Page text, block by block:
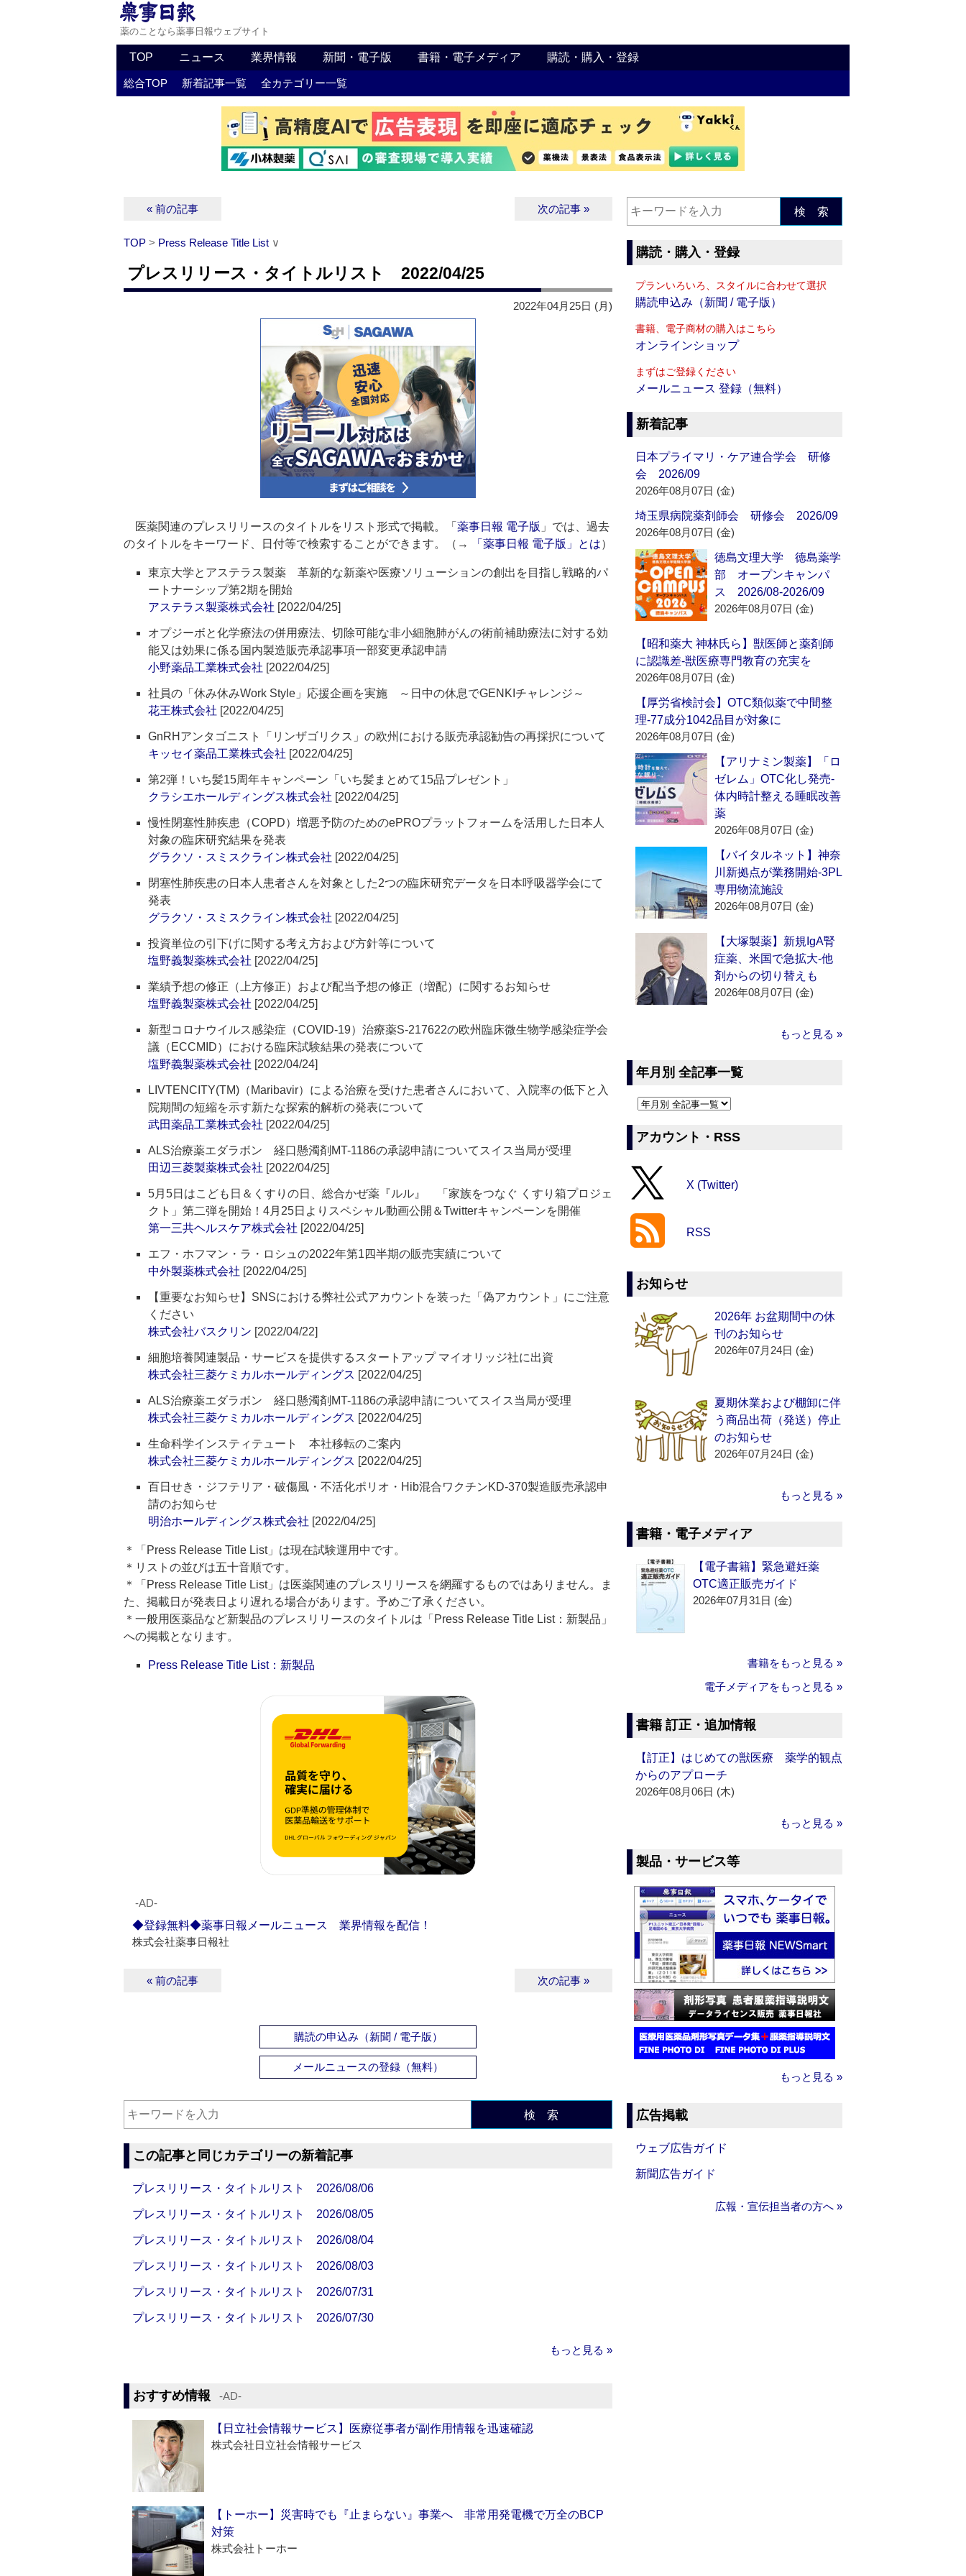
薬のことなら薬事日報ウェブサイト
TOP ニュース 業界情報 新聞・電子版 書籍・電子メディア 購読・購入・登録
総合TOP 新着記事一覧 全カテゴリー一覧
« 前の記事 次の記事 »
TOP > Press Release Title List ∨
プレスリリース・タイトルリスト 2022/04/25
2022年04月25日 (月)
医薬関連のプレスリリースのタイトルをリスト形式で掲載。「 薬事日報 電子版 」では、過去
のタイトルをキーワード、日付等で検索することができます。（→
「薬事日報 電子版」とは）
東京大学とアステラス製薬 革新的な新薬や医療ソリューションの創出を目指し戦略的パ
ートナーシップ第2期を開始
アステラス製薬株式会社 [2022/04/25]
オプジーボと化学療法の併用療法、切除可能な非小細胞肺がんの術前補助療法に対する効
能又は効果に係る国内製造販売承認事項一部変更承認申請
小野薬品工業株式会社 [2022/04/25]
社員の「休み休みWork Style」応援企画を実施 ～日中の休息でGENKIチャレンジ～
花王株式会社 [2022/04/25]
GnRHアンタゴニスト「リンザゴリクス」の欧州における販売承認勧告の再採択について
キッセイ薬品工業株式会社 [2022/04/25]
第2弾！いち髪15周年キャンペーン「いち髪まとめて15品プレゼント」
クラシエホールディングス株式会社 [2022/04/25]
慢性閉塞性肺疾患（COPD）増悪予防のためのePROプラットフォームを活用した日本人
対象の臨床研究結果を発表
グラクソ・スミスクライン株式会社 [2022/04/25]
閉塞性肺疾患の日本人患者さんを対象とした2つの臨床研究データを日本呼吸器学会にて
発表
グラクソ・スミスクライン株式会社 [2022/04/25]
投資単位の引下げに関する考え方および方針等について
塩野義製薬株式会社 [2022/04/25]
業績予想の修正（上方修正）および配当予想の修正（増配）に関するお知らせ
塩野義製薬株式会社 [2022/04/25]
新型コロナウイルス感染症（COVID-19）治療薬S-217622の欧州臨床微生物学感染症学会
議（ECCMID）における臨床試験結果の発表について
塩野義製薬株式会社 [2022/04/24]
LIVTENCITY(TM)（Maribavir）による治療を受けた患者さんにおいて、入院率の低下と入
院期間の短縮を示す新たな探索的解析の発表について
武田薬品工業株式会社 [2022/04/25]
ALS治療薬エダラボン 経口懸濁剤MT-1186の承認申請についてスイス当局が受理
田辺三菱製薬株式会社 [2022/04/25]
5月5日はこども日＆くすりの日、総合かぜ薬『ルル』 「家族をつなぐ くすり箱プロジェ
クト」第二弾を開始！4月25日よりスペシャル動画公開＆Twitterキャンペーンを開催
第一三共ヘルスケア株式会社 [2022/04/25]
エフ・ホフマン・ラ・ロシュの2022年第1四半期の販売実績について
中外製薬株式会社 [2022/04/25]
【重要なお知らせ】SNSにおける弊社公式アカウントを装った「偽アカウント」にご注意
ください
株式会社バスクリン [2022/04/22]
細胞培養関連製品・サービスを提供するスタートアップ マイオリッジ社に出資
株式会社三菱ケミカルホールディングス [2022/04/25]
ALS治療薬エダラボン 経口懸濁剤MT-1186の承認申請についてスイス当局が受理
株式会社三菱ケミカルホールディングス [2022/04/25]
生命科学インスティテュート 本社移転のご案内
株式会社三菱ケミカルホールディングス [2022/04/25]
百日せき・ジフテリア・破傷風・不活化ポリオ・Hib混合ワクチンKD-370製造販売承認申
請のお知らせ
明治ホールディングス株式会社 [2022/04/25]
＊「Press Release Title List」は現在試験運用中です。
＊リストの並びは五十音順です。
＊「Press Release Title List」は医薬関連のプレスリリースを網羅するものではありません。ま
た、掲載日が発表日より遅れる場合があります。予めご了承ください。
＊一般用医薬品など新製品のプレスリリースのタイトルは「Press Release Title List：新製品」
への掲載となります。
Press Release Title List：新製品
‐AD‐
◆登録無料◆薬事日報メールニュース 業界情報を配信！
株式会社薬事日報社
« 前の記事 次の記事 »
購読の申込み（新聞 / 電子版）
メールニュースの登録（無料）
検 索
この記事と同じカテゴリーの新着記事
プレスリリース・タイトルリスト 2026/08/06
プレスリリース・タイトルリスト 2026/08/05
プレスリリース・タイトルリスト 2026/08/04
プレスリリース・タイトルリスト 2026/08/03
プレスリリース・タイトルリスト 2026/07/31
プレスリリース・タイトルリスト 2026/07/30
もっと見る »
おすすめ情報 ‐AD‐
【日立社会情報サービス】医療従事者が副作用情報を迅速確認
株式会社日立社会情報サービス
【トーホー】災害時でも『止まらない』事業へ 非常用発電機で万全のBCP
対策
株式会社トーホー
検 索
購読・購入・登録
プランいろいろ、スタイルに合わせて選択
購読申込み（新聞 / 電子版）
書籍、電子商材の購入はこちら
オンラインショップ
まずはご登録ください
メールニュース 登録（無料）
新着記事
日本プライマリ・ケア連合学会 研修
会 2026/09
2026年08月07日 (金)
埼玉県病院薬剤師会 研修会 2026/09
2026年08月07日 (金)
徳島文理大学 徳島薬学
部 オープンキャンパ
ス 2026/08-2026/09
2026年08月07日 (金)
【昭和薬大 神林氏ら】獣医師と薬剤師
に認識差‐獣医療専門教育の充実を
2026年08月07日 (金)
【厚労省検討会】OTC類似薬で中間整
理‐77成分1042品目が対象に
2026年08月07日 (金)
【アリナミン製薬】「ロ
ゼレム」OTC化し発売‐
体内時計整える睡眠改善
薬
2026年08月07日 (金)
【バイタルネット】神奈
川新拠点が業務開始‐3PL
専用物流施設
2026年08月07日 (金)
【大塚製薬】新規IgA腎
症薬、米国で急拡大‐他
剤からの切り替えも
2026年08月07日 (金)
もっと見る »
年月別 全記事一覧
アカウント・RSS
X (Twitter)
RSS
お知らせ
2026年 お盆期間中の休
刊のお知らせ
2026年07月24日 (金)
夏期休業および棚卸に伴
う商品出荷（発送）停止
のお知らせ
2026年07月24日 (金)
もっと見る »
書籍・電子メディア
【電子書籍】緊急避妊薬
OTC適正販売ガイド
2026年07月31日 (金)
書籍をもっと見る »
電子メディアをもっと見る »
書籍 訂正・追加情報
【訂正】はじめての獣医療 薬学的観点
からのアプローチ
2026年08月06日 (木)
もっと見る »
製品・サービス等
もっと見る »
広告掲載
ウェブ広告ガイド
新聞広告ガイド
広報・宣伝担当者の方へ »